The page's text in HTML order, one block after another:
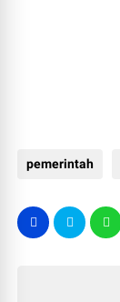
pemerintah